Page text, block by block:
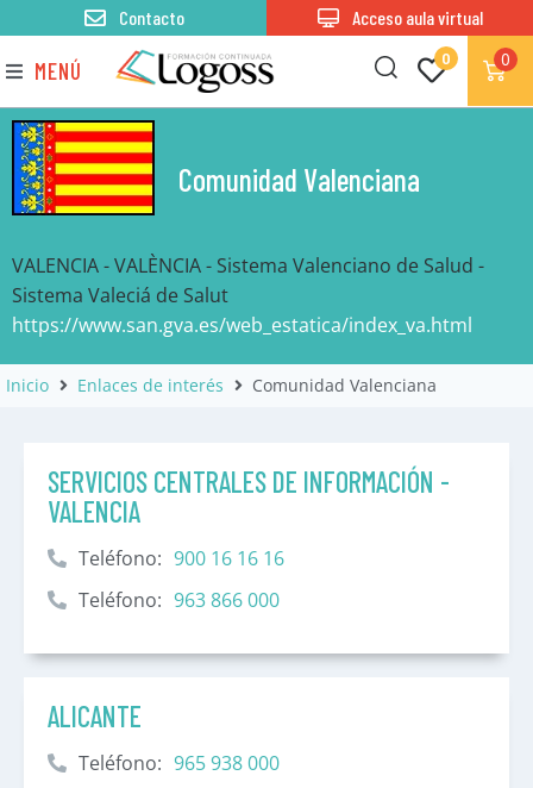
MENÚ 0 0
Contacto Acceso aula virtual
Comunidad Valenciana
VALENCIA - VALÈNCIA - Sistema Valenciano de Salud -
Sistema Valeciá de Salut
https://www.san.gva.es/web_estatica/index_va.html
Inicio Enlaces de interés Comunidad Valenciana
SERVICIOS CENTRALES DE INFORMACIÓN -
VALENCIA
Teléfono: 900 16 16 16
Teléfono: 963 866 000
ALICANTE
Teléfono: 965 938 000